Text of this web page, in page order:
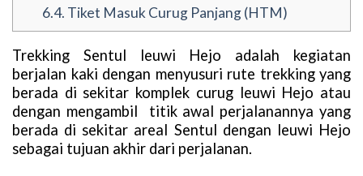
6.4. Tiket Masuk Curug Panjang (HTM)
Trekking Sentul leuwi Hejo adalah kegiatan
berjalan kaki dengan menyusuri rute trekking yang
berada di sekitar komplek curug leuwi Hejo atau
dengan mengambil titik awal perjalanannya yang
berada di sekitar areal Sentul dengan leuwi Hejo
sebagai tujuan akhir dari perjalanan.